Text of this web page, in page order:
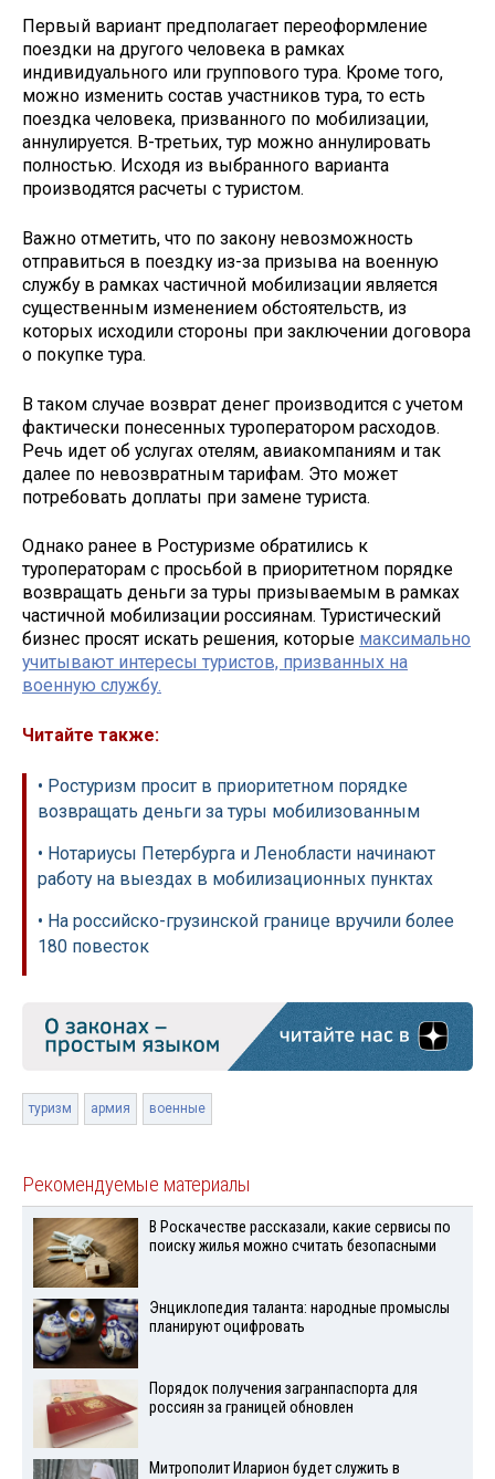
Первый вариант предполагает переоформление
поездки на другого человека в рамках
индивидуального или группового тура. Кроме того,
можно изменить состав участников тура, то есть
поездка человека, призванного по мобилизации,
аннулируется. В-третьих, тур можно аннулировать
полностью. Исходя из выбранного варианта
производятся расчеты с туристом.
Важно отметить, что по закону невозможность
отправиться в поездку из-за призыва на военную
службу в рамках частичной мобилизации является
существенным изменением обстоятельств, из
которых исходили стороны при заключении договора
о покупке тура.
В таком случае возврат денег производится с учетом
фактически понесенных туроператором расходов.
Речь идет об услугах отелям, авиакомпаниям и так
далее по невозвратным тарифам. Это может
потребовать доплаты при замене туриста.
Однако ранее в Ростуризме обратились к
туроператорам с просьбой в приоритетном порядке
возвращать деньги за туры призываемым в рамках
частичной мобилизации россиянам. Туристический
бизнес просят искать решения, которые максимально
учитывают интересы туристов, призванных на
военную службу.
Читайте также:
• Ростуризм просит в приоритетном порядке
возвращать деньги за туры мобилизованным
• Нотариусы Петербурга и Ленобласти начинают
работу на выездах в мобилизационных пунктах
• На российско-грузинской границе вручили более
180 повесток
туризм армия военные
Рекомендуемые материалы
В Роскачестве рассказали, какие сервисы по
поиску жилья можно считать безопасными
Энциклопедия таланта: народные промыслы
планируют оцифровать
Порядок получения загранпаспорта для
россиян за границей обновлен
Митрополит Иларион будет служить в